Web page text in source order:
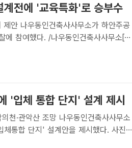
계전에 '교육특화'로 승부수
하안주공
에 참여했다. /나우동인건축사사무소[더
무소(이하 나우동인)가 경기 광명 하
'입체 통합 단지' 설계 제시
나우동인건축사사무소
통합 단지' 설계안을 제시했다. 사진은
축사사무소[더팩트 | 공미나 기자] 나